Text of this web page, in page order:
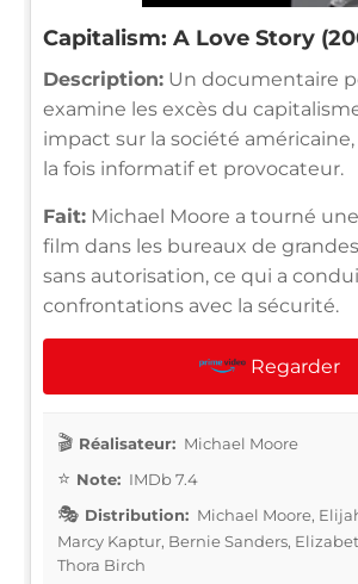
Capitalism: A Love Story
Description: Un documentaire
examine les excès du
impact sur la société
la fois informatif et provocateur.
Fait: Michael Moore a tourné
film dans les bureaux de
sans autorisation, ce qui a
confrontations avec la sécurité.
Regarder
Réalisateur: Michael Moore
Note: IMDb 7.4
Distribution: Michael Moore,
Marcy Kaptur, Bernie Sanders,
Thora Birch